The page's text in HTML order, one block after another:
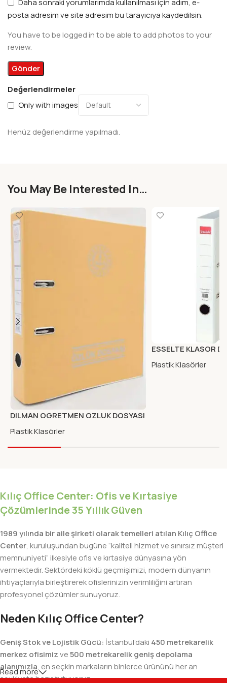
Değerlendirmeler
Only with images
Henüz değerlendirme yapılmadı.
Daha sonraki yorumlarımda kullanılması için adım, e-
posta adresim ve site adresim bu tarayıcıya kaydedilsin.
You have to be logged in to be able to add photos to your
review.
You May Be Interested In…
DILMAN OGRETMEN OZLUK DOSYASI
Plastik Klasörler
ESSELTE KLASOR
Plastik Klasörler
Kılıç Office Center: Ofis ve Kırtasiye
Çözümlerinde 35 Yıllık Güven
1989 yılında bir aile şirketi olarak temelleri atılan Kılıç Office
Center, kuruluşundan bugüne “kaliteli hizmet ve sınırsız müşteri
memnuniyeti” ilkesiyle ofis ve kırtasiye dünyasına yön
vermektedir. Sektördeki köklü geçmişimizi, modern dünyanın
ihtiyaçlarıyla birleştirerek ofislerinizin verimliliğini artıran
profesyonel çözümler sunuyoruz.
Neden Kılıç Office Center?
Geniş Stok ve Lojistik Gücü: İstanbul’daki 450 metrekarelik
merkez ofisimizve500 metrekarelik geniş depolama
alanımızla, en seçkin markaların binlerce ürününü her an
sevkiyata hazır tutuyoruz.
Read more